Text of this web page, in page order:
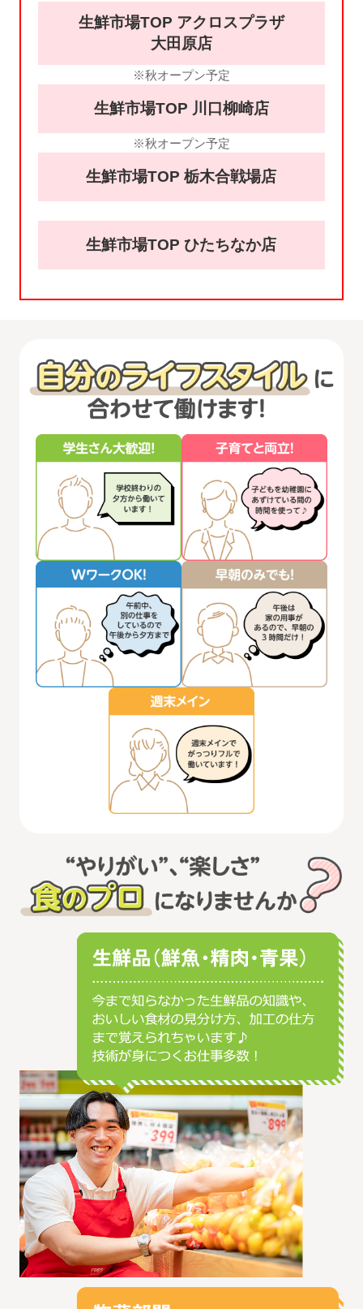
生鮮市場TOP アクロスプラザ
大田原店
※秋オープン予定
生鮮市場TOP 川口柳崎店
※秋オープン予定
生鮮市場TOP 栃木合戦場店
生鮮市場TOP ひたちなか店